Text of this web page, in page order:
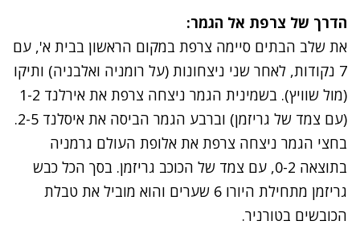
הדרך של צרפת אל הגמר:
את שלב הבתים סיימה צרפת במקום הראשון בבית א', עם
7 נקודות, לאחר שני ניצחונות (על רומניה ואלבניה) ותיקו
(מול שוויץ). בשמינית הגמר ניצחה צרפת את אירלנד 1-2
(עם צמד של גריזמן) וברבע הגמר הביסה את איסלנד 2-5.
בחצי הגמר ניצחה צרפת את אלופת העולם גרמניה
בתוצאה 0-2, עם צמד של הכוכב גריזמן. בסך הכל כבש
גריזמן מתחילת היורו 6 שערים והוא מוביל את טבלת
הכובשים בטורניר.